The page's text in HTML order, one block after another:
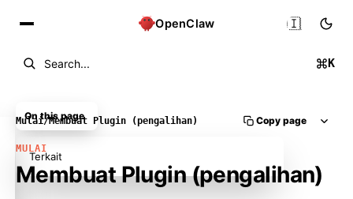
OpenClaw
Search... K
🇮🇩
Mulai/Membuat Plugin (pengalihan) Copy page
MULAI
Membuat Plugin (pengalihan)
On this page
Terkait